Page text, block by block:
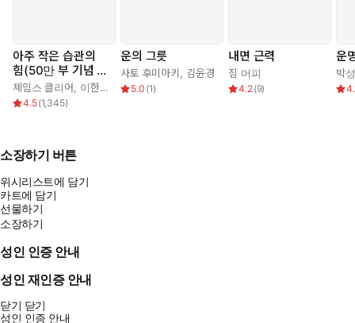
아주 작은 습관의
힘(50만 부 기념 스
페셜 에디션)
제임스 클리어 이한이
4.5(1,345)
운의 그릇
사토 후미아키 김윤경
5.0 (1)
내면 근력
짐 머피
4.2(9)
운
박
소장하기 버튼
위시리스트에 담기
카트에 담기
선물하기
소장하기
성인 인증 안내
성인 재인증 안내
닫기 닫기
성인 인증 안내